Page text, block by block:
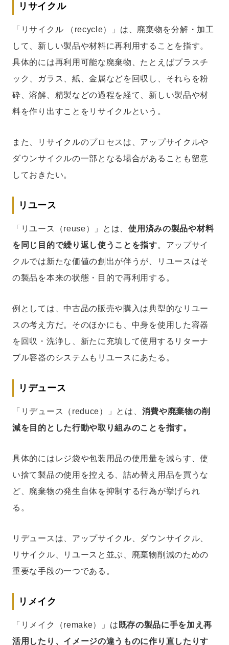
リサイクル
「リサイクル （recycle）」は、廃棄物を分解・加工
して、新しい製品や材料に再利用することを指す。
具体的には再利用可能な廃棄物、たとえばプラスチ
ック、ガラス、紙、金属などを回収し、それらを粉
砕、溶解、精製などの過程を経て、新しい製品や材
料を作り出すことをリサイクルという。
また、リサイクルのプロセスは、アップサイクルや
ダウンサイクルの一部となる場合があることも留意
しておきたい。
リユース
「リユース（reuse）」とは、使用済みの製品や材料
を同じ目的で繰り返し使うことを指す。アップサイ
クルでは新たな価値の創出が伴うが、リユースはそ
の製品を本来の状態・目的で再利用する。
例としては、中古品の販売や購入は典型的なリユー
スの考え方だ。そのほかにも、中身を使用した容器
を回収・洗浄し、新たに充填して使用するリターナ
ブル容器のシステムもリユースにあたる。
リデュース
「リデュース（reduce）」とは、 消費や廃棄物の削
減を目的とした行動や取り組みのことを指す。
具体的にはレジ袋や包装用品の使用量を減らす、使
い捨て製品の使用を控える、詰め替え用品を買うな
ど、廃棄物の発生自体を抑制する行為が挙げられ
る。
リデュースは、アップサイクル、ダウンサイクル、
リサイクル、リユースと並ぶ、廃棄物削減のための
重要な手段の一つである。
リメイク
「リメイク（remake）」は 既存の製品に手を加え再
活用したり、イメージの違うものに作り直したりす